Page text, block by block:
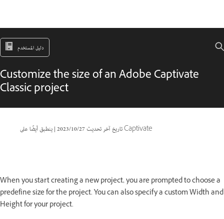
دليل المستخدم
Customize the size of an Adobe Captivate
Classic project
تاريخ آخر تحديث27‏/10‏/2023
| ينطبق أيضًا على Captivate
When you start creating a new project, you are prompted to choose a
predefine size for the project. You can also specify a custom Width and
Height for your project.